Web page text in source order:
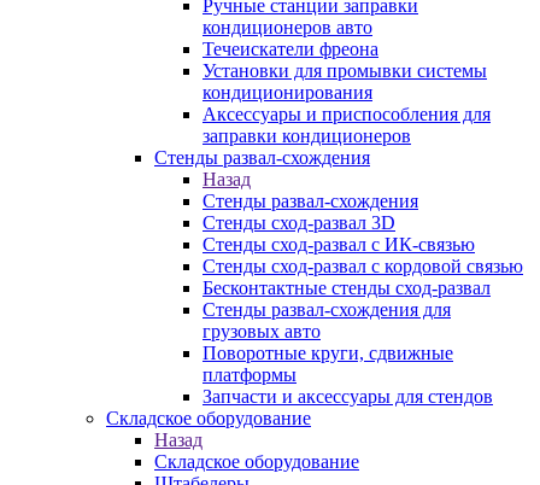
Ручные станции заправки
кондиционеров авто
Течеискатели фреона
Установки для промывки системы
кондиционирования
Аксессуары и приспособления для
заправки кондиционеров
Стенды развал-схождения
Назад
Стенды развал-схождения
Стенды сход-развал 3D
Стенды сход-развал с ИК-связью
Стенды сход-развал с кордовой связью
Бесконтактные стенды сход-развал
Стенды развал-схождения для
грузовых авто
Поворотные круги, сдвижные
платформы
Запчасти и аксессуары для стендов
Складское оборудование
Назад
Складское оборудование